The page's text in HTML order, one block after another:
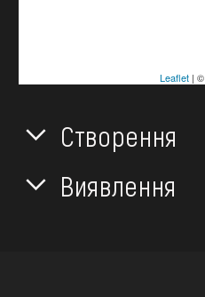
Leaflet| ©
Створення
Виявлення